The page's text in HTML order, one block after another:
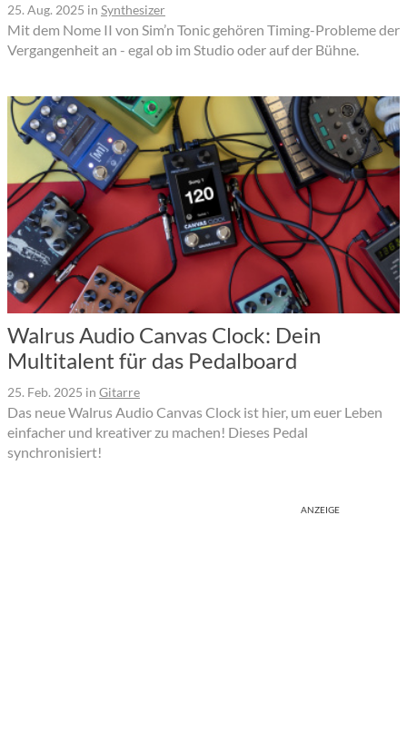
25. Aug. 2025 in Synthesizer
Mit dem Nome II von Sim’n Tonic gehören Timing-Probleme der
Vergangenheit an - egal ob im Studio oder auf der Bühne.
Walrus Audio Canvas Clock: Dein
Multitalent für das Pedalboard
25. Feb. 2025 in Gitarre
Das neue Walrus Audio Canvas Clock ist hier, um euer Leben
einfacher und kreativer zu machen! Dieses Pedal
synchronisiert!
ANZEIGE